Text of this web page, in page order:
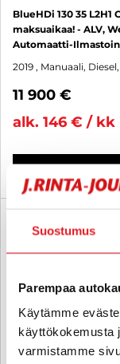
Suostumus
Parempaa
Käytämme
käyttökokemusta
varmistamme
BlueHDi 130 35
maksuaikaa! - ALV,
Automaatti-
2019 , Manuaali,
11 900 €
alk. 146 € / kk